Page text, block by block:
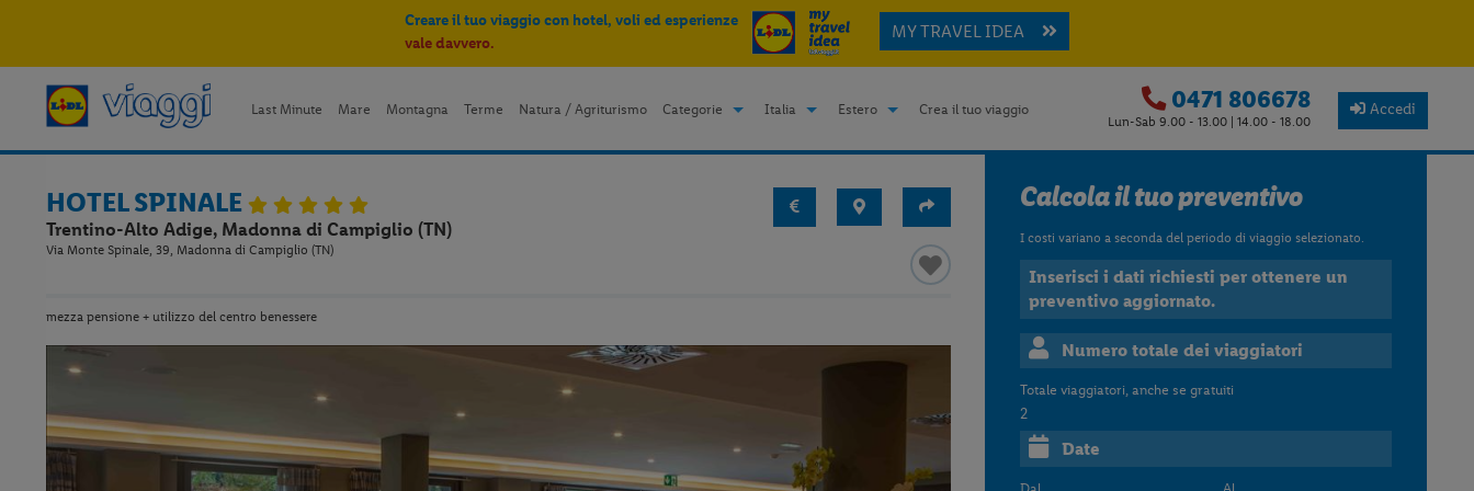
Creare il tuo viaggio con hotel, voli ed esperienze
vale davvero.
MY TRAVEL IDEA
Last Minute Mare Montagna Terme Natura / Agriturismo Categorie Italia Estero Crea il tuo viaggio 0471 806678
Lun-Sab 9.00 - 13.00 | 14.00 - 18.00
Accedi
HOTEL SPINALE
Trentino-Alto Adige, Madonna di Campiglio (TN)
Via Monte Spinale, 39, Madonna di Campiglio (TN)
mezza pensione + utilizzo del centro benessere
Calcola il tuo preventivo
I costi variano a seconda del periodo di viaggio selezionato.
Inserisci i dati richiesti per ottenere un
preventivo aggiornato.
Numero totale dei viaggiatori
Totale viaggiatori, anche se gratuiti
2
Date
Dal Al